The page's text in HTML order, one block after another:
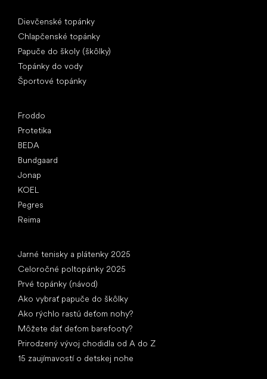
Dievčenské topánky
Chlapčenské topánky
Papuče do školy (škôlky)
Topánky do vody
Športové topánky
Froddo
Protetika
BEDA
Bundgaard
Jonap
KOEL
Pegres
Reima
Jarné tenisky a plátenky 2025
Celoročné poltopánky 2025
Prvé topánky (návod)
Ako vybrať papuče do škôlky
Ako rýchlo rastú deťom nohy?
Môžete dať deťom barefooty?
Prirodzený vývoj chodidla od A do Z
15 zaujímavostí o detskej nohe